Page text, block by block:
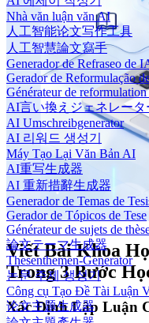
Nhà văn luận văn AI
人工智能论文写作工具
人工智慧論文寫手
Generador de Refraseo de
Gerador de Reformulação
Générateur de
AI言い換えジェネレータ
AI Umschreibgenerator
AI 리워드 생성기
Máy Tạo Lại Văn Bản AI
AI重写生成器
AI 重新措辭生成器
Generador de Temas de
Gerador de Tópicos de Tese
Générateur de sujets de
論文テーマ生成器
Thesenthemen-Generator
논문 주제 생성기
Công cụ Tạo Đề Tài Luận
论文主题生成器
Viết Bài Khoa
Trong 3 Bước
Xác Định Lập Luận